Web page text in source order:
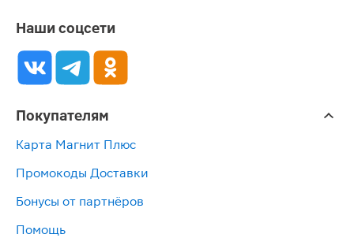
Наши соцсети
Покупателям
Карта Магнит Плюс
Промокоды Доставки
Бонусы от партнёров
Помощь